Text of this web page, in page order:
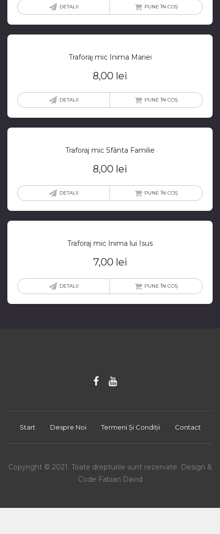
DETALII PUNE ÎN COȘ
Traforaj mic Inima Mariei
8,00 lei
DETALII PUNE ÎN COȘ
Traforaj mic Sfânta Familie
8,00 lei
DETALII PUNE ÎN COȘ
Traforaj mic Inima lui Isus
7,00 lei
DETALII PUNE ÎN COȘ
Start Despre Noi Termeni Și Condiții Contact
Copyright © 2021. Toate drepturile sunt rezervate. Design &
Code Fabian David